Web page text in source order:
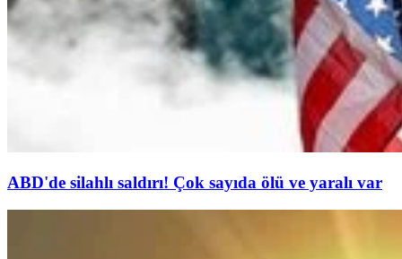
ABD'de silahlı saldırı! Çok sayıda ölü ve yaralı var